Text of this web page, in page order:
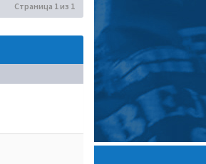
Страница 1из 1